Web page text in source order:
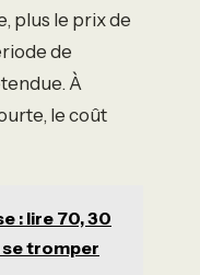
plus le prix de
de
À
le coût
: lire 70, 30
tromper